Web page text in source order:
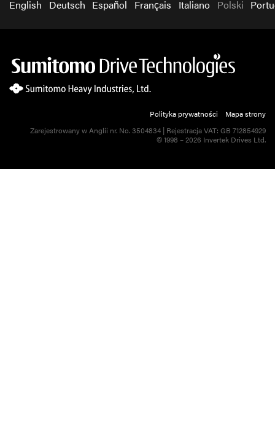
English Deutsch Español Français Italiano Polski
Polityka prywatności
Mapa strony
Zarejestrowany w Anglii nr. No. 3504834 | Rejestracja VAT: GB 712854929
© 1998 – 2026 Invertek Drives Ltd.